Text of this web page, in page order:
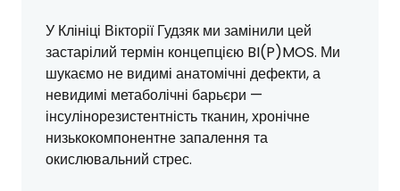
У Клініці Вікторії Гудзяк ми замінили цей
застарілий термін концепцією BI(P)MOS. Ми
шукаємо не видимі анатомічні дефекти, а
невидимі метаболічні барьєри —
інсулінорезистентність тканин, хронічне
низькокомпонентне запалення та
окислювальний стрес.